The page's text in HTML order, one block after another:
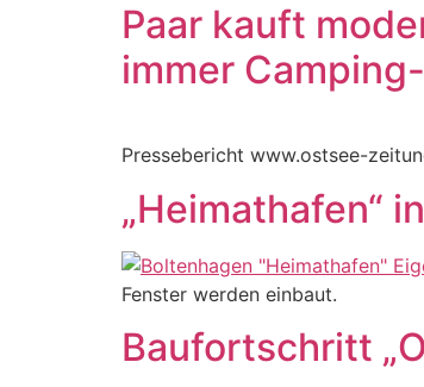
Paar kauft
immer
Pressebericht www.ostsee-
„Heimathafen“
Fenster werden einbaut.
Baufortschritt